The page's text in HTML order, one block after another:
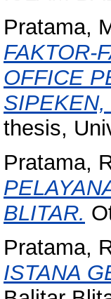
Pratama,
FAKTOR-
OFFICE
thesis,
Pratama,
BLITAR.
Pratama,
ISTANA